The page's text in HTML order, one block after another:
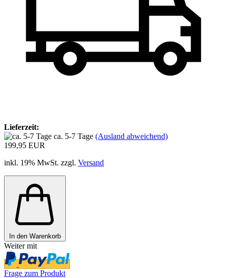
Lieferzeit:
ca. 5-7 Tage (Ausland abweichend)
199,95 EUR
inkl. 19% MwSt. zzgl. Versand
In den Warenkorb
Weiter mit
Frage zum Produkt